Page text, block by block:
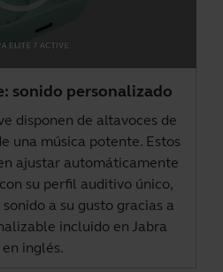
sonido personalizado
disponen de altavoces de
una música potente. Estos
ajustar automáticamente
su perfil auditivo único,
a su gusto gracias a
incluido en Jabra
inglés.